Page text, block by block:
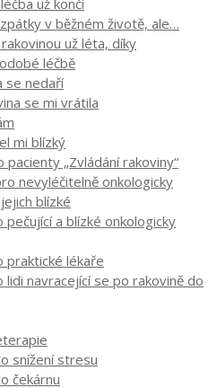
v běžném životě, ale…
už léta, díky
léčbě
se nedaří
se mi vrátila
mi blízký
pacienty „Zvládání rakoviny“
nevyléčitelně onkologicky
blízké
pečující a blízké onkologicky
praktické lékaře
lidi navracející se po rakovině do
snížení stresu
čekárnu